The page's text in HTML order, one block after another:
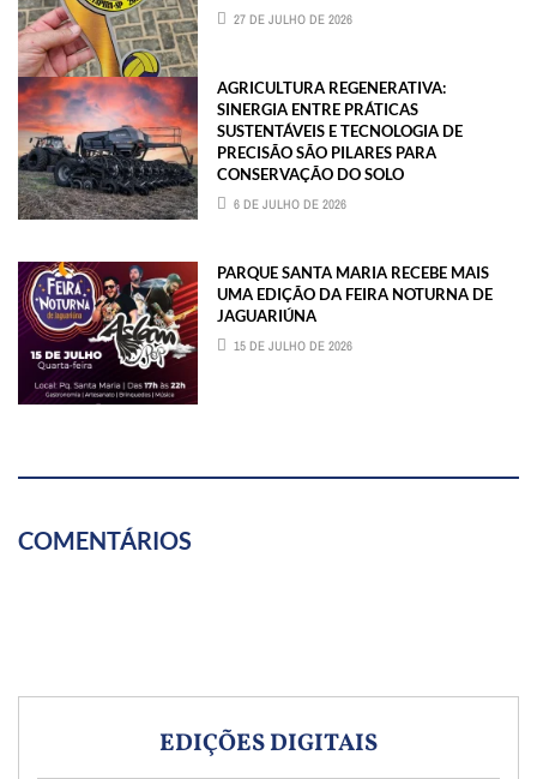
27 DE JULHO DE 2026
AGRICULTURA REGENERATIVA:
SINERGIA ENTRE PRÁTICAS
SUSTENTÁVEIS E TECNOLOGIA DE
PRECISÃO SÃO PILARES PARA
CONSERVAÇÃO DO SOLO
6 DE JULHO DE 2026
PARQUE SANTA MARIA RECEBE MAIS
UMA EDIÇÃO DA FEIRA NOTURNA DE
JAGUARIÚNA
15 DE JULHO DE 2026
COMENTÁRIOS
EDIÇÕES DIGITAIS